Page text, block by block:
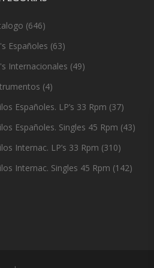
(646)
Españoles (63)
Internacionales (49)
(4)
Españoles. LP’s 33 Rpm (37)
Españoles. Singles 45 Rpm (43)
Internac. LP’s 33 Rpm (310)
Internac. Singles 45 Rpm (142)